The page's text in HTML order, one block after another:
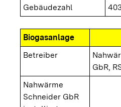
Gebäudezahl
Biogasanlage
Betreiber
GbR,
Nahwärme
Schneider GbR